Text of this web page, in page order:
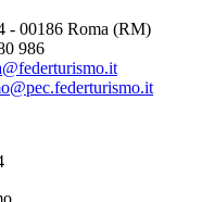
- 00186 Roma (RM)
986